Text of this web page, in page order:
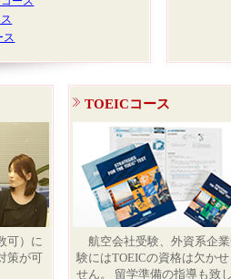
ス
可）に
策が可
TOEICコース
航空会社受験、外資系企
験にはTOEICの資格は欠かせ
せん。 留学準備の指導も致し